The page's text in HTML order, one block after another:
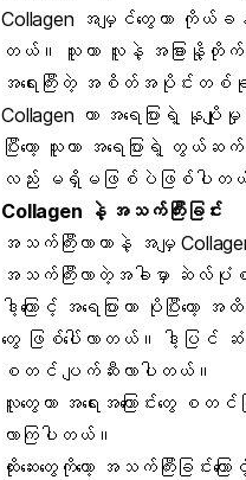
Collagen အမျှင်တွေဟာ ကိုယ်
တယ်။ သူဟာ လူနဲ့ အခြားနို့တိုက်
အရေးကြီးတဲ့ အစိတ်အပိုင်းတစ်
Collagen ဟာ အရေပြားရဲ့ နု
ပြီးတော့ သူဟာ အရေပြားရဲ့
လည်း မရှိမဖြစ်ပဲဖြစ်ပါတ
Collagen နဲ့ အသက်ကြီးခြင်း
အသက်ကြီးလာတာနဲ့ အမျှ
အသက်ကြီးလာတဲ့အခါမှာ ဆဲလ်ပုံစံ
ဒါ့ကြောင့် အရေပြားဟာ ပိုပြီး
တွေ ဖြစ်ပေါ်လာတယ်။ ဒါ့ပြင် ဆံပ
စတင် ပျက်ဆီးလာပါတယ်။
လူတွေဟာ အရေးအကြောင်းတွေ စ
လာကြပါတယ်။
ထိုးဆေးတွေကိုတော့ အသက်ကြီးခြင်းက